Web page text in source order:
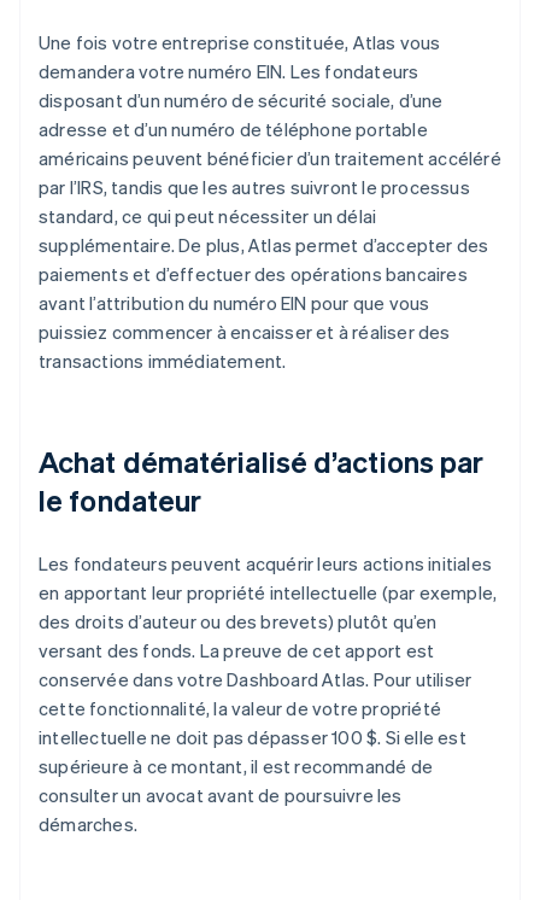
Une fois votre entreprise constituée, Atlas vous
demandera votre numéro EIN. Les fondateurs
disposant d’un numéro de sécurité sociale, d’une
adresse et d’un numéro de téléphone portable
américains peuvent bénéficier d’un traitement accéléré
par l’IRS, tandis que les autres suivront le processus
standard, ce qui peut nécessiter un délai
supplémentaire. De plus, Atlas permet d’accepter des
paiements et d’effectuer des opérations bancaires
avant l’attribution du numéro EIN pour que vous
puissiez commencer à encaisser et à réaliser des
transactions immédiatement.
Achat dématérialisé d’actions par
le fondateur
Les fondateurs peuvent acquérir leurs actions initiales
en apportant leur propriété intellectuelle (par exemple,
des droits d’auteur ou des brevets) plutôt qu’en
versant des fonds. La preuve de cet apport est
conservée dans votre Dashboard Atlas. Pour utiliser
cette fonctionnalité, la valeur de votre propriété
intellectuelle ne doit pas dépasser 100 $. Si elle est
supérieure à ce montant, il est recommandé de
consulter un avocat avant de poursuivre les
démarches.